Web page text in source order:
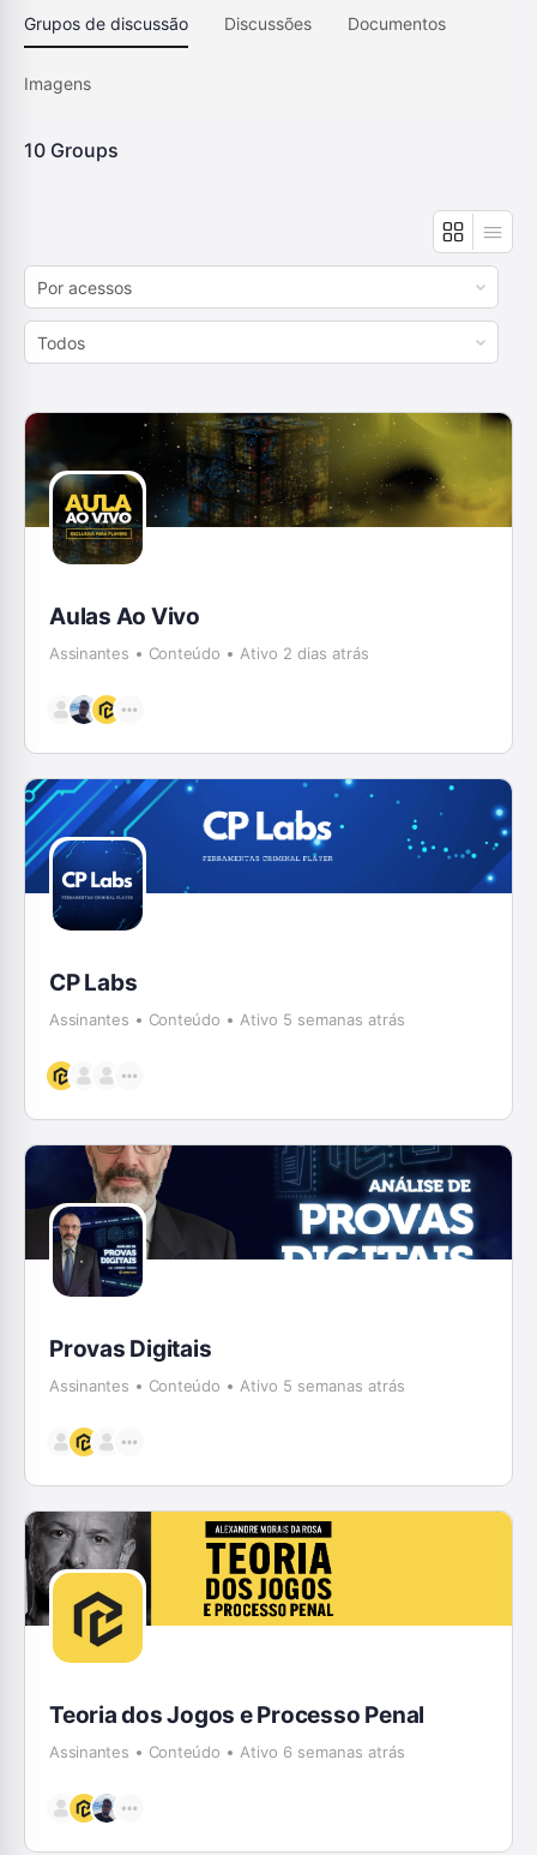
Grupos de discussão Discussões Documentos
Imagens
10 Groups
Order
By:
Order
By:
Aulas Ao Vivo
Assinantes Conteúdo Ativo 2 dias atrás
CP Labs
Assinantes Conteúdo Ativo 5 semanas atrás
Provas Digitais
Assinantes Conteúdo Ativo 5 semanas atrás
Teoria dos Jogos e Processo Penal
Assinantes Conteúdo Ativo 6 semanas atrás